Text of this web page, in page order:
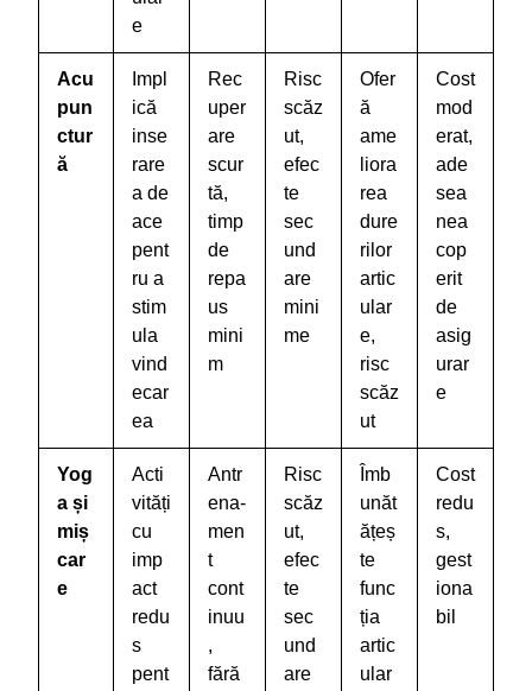
e
Acu
pun
ctur
ă
Impl
ică
inse
rare
a de
ace
pent
ru a
stim
ula
vind
ecar
ea
Rec
uper
are
scur
tă,
timp
de
repa
us
mini
m
Risc
scăz
ut,
efec
te
sec
und
are
mini
me
Ofer
ă
ame
liora
rea
dure
rilor
artic
ular
e,
risc
scăz
ut
Cost
mod
erat,
ade
sea
nea
cop
erit
de
asig
urar
e
Yog
a și
miș
car
e
Acti
vități
cu
imp
act
redu
s
pent
Antr
ena-
men
t
cont
inuu
,
fără
Risc
scăz
ut,
efec
te
sec
und
are
Îmb
unăt
ățeș
te
func
ția
artic
ular
Cost
redu
s,
gest
iona
bil